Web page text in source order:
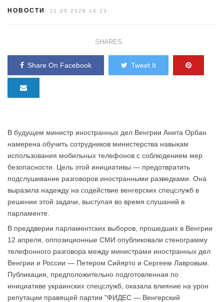
НОВОСТИ 11.05.2026 14:23
SHARES
Share On Facebook Tweet It
В будущем министр иностранных дел Венгрии Анита Орбан
намерена обучить сотрудников министерства навыкам
использования мобильных телефонов с соблюдением мер
безопасности. Цель этой инициативы — предотвратить
подслушивание разговоров иностранными разведками. Она
выразила надежду на содействие венгерских спецслужб в
решении этой задачи, выступая во время слушаний в
парламенте.
В преддверии парламентских выборов, прошедших в Венгрии
12 апреля, оппозиционные СМИ опубликовали стенограмму
телефонного разговора между министрами иностранных дел
Венгрии и России — Петером Сийярто и Сергеем Лавровым.
Публикация, предположительно подготовленная по
инициативе украинских спецслужб, оказала влияние на урон
репутации правящей партии "ФИДЕС — Венгерский